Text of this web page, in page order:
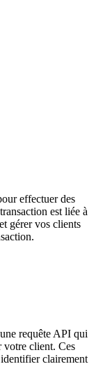
effectuer des
est liée à
gérer vos clients
requête API qui
votre client. Ces
clairement